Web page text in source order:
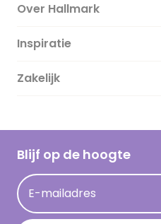
Over Hallmark
Over ons
Duurzaamheid
Hallmark Kaartclub
Acties
Persberichten
Inspiratie
Magazine
Cadeau inspiratie
Kaartinspiratie
Zakelijk
Blijf op de hoogte
E-mailadres